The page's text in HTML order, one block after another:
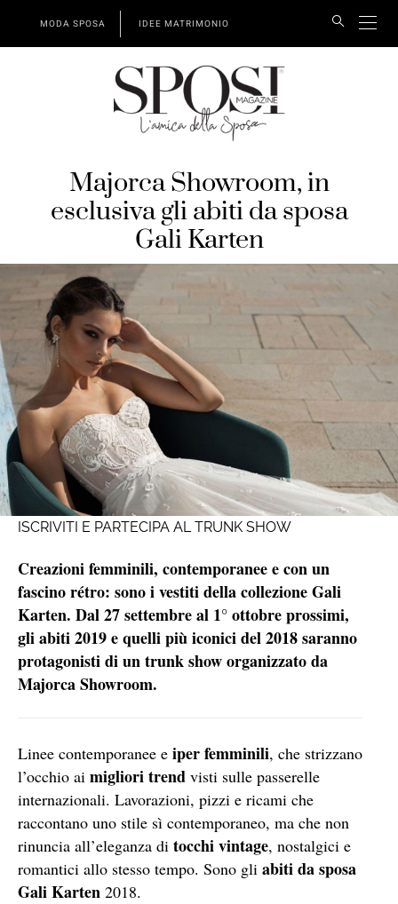
MODA SPOSA IDEE MATRIMONIO
Majorca Showroom, in
esclusiva gli abiti da sposa
Gali Karten
ISCRIVITI E PARTECIPA AL TRUNK SHOW
Creazioni femminili, contemporanee e con un
fascino rétro: sono i vestiti della collezione Gali
Karten. Dal 27 settembre al 1° ottobre prossimi,
gli abiti 2019 e quelli più iconici del 2018 saranno
protagonisti di un trunk show organizzato da
Majorca Showroom.
Linee contemporanee e iper femminili, che strizzano
l’occhio ai migliori trend visti sulle passerelle
internazionali. Lavorazioni, pizzi e ricami che
raccontano uno stile sì contemporaneo, ma che non
rinuncia all’eleganza di tocchi vintage, nostalgici e
romantici allo stesso tempo. Sono gli abiti da sposa
Gali Karten 2018.